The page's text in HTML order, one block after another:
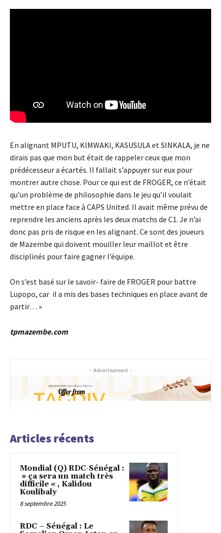
En alignant MPUTU, KIMWAKI, KASUSULA et SINKALA, je ne
dirais pas que mon but était de rappeler ceux que mon
prédécesseur a écartés. Il fallait s’appuyer sur eux pour
montrer autre chose. Pour ce qui est de FROGER, ce n’était
qu’un problème de philosophie dans le jeu qu’il voulait
mettre en place face à CAPS United. Il avait même prévu de
reprendre les anciens après les deux matchs de C1. Je n’ai
donc pas pris de risque en les alignant. Ce sont des joueurs
de Mazembe qui doivent mouiller leur maillot et être
disciplinés pour faire gagner l’équipe.
On s’est basé sur le savoir- faire de FROGER pour battre
Lupopo, car il a mis des bases techniques en place avant de
partir… »
tpmazembe.com
- Advertisement -
Articles récents
Mondial (Q) RDC-Sénégal :
» ça sera un match très
difficile « , Kalidou
Koulibaly
8 septembre 2025
RDC – Sénégal : Le